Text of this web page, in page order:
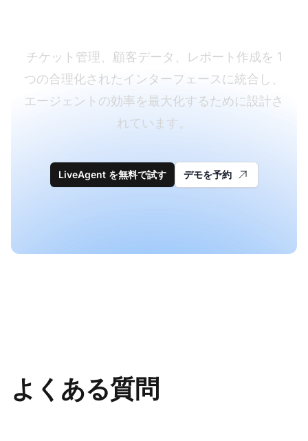
チケット管理、顧客データ、レポート作成を 1
つの合理化されたインターフェースに統合し、
エージェントの効率を最大化するために設計さ
れています。
LiveAgent を無料で試す デモを予約
よくある質問